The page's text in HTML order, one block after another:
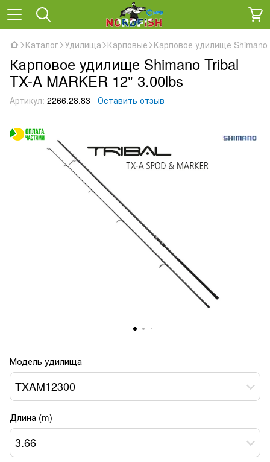
Каталог Удилища Карповые Карповое удилище Shimano
Карповое удилище Shimano Tribal
TX-A MARKER 12" 3.00lbs
Артикул: 2266.28.83 Оставить отзыв
Модель удилища
TXAM12300
Длина (m)
3.66